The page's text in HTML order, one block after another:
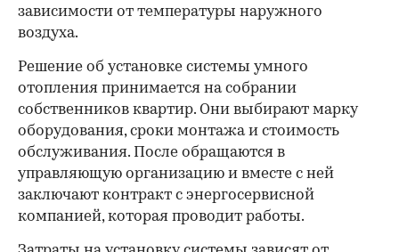
зависимости от температуры наружного
воздуха.
Решение об установке системы умного
отопления принимается на собрании
собственников квартир. Они выбирают марку
оборудования, сроки монтажа и стоимость
обслуживания. После обращаются в
управляющую организацию и вместе с ней
заключают контракт с энергосервисной
компанией, которая проводит работы.